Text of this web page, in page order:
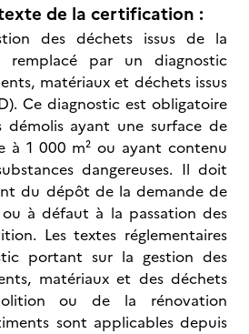
de la certification :
des déchets issus de la
par un diagnostic
matériaux et déchets issus
Ce diagnostic est obligatoire
ayant une surface de
à 1 000 m² ou ayant contenu
dangereuses. Il doit
du dépôt de la demande de
à défaut à la passation des
Les textes réglementaires
portant sur la gestion des
matériaux et des déchets
ou de la rénovation
sont applicables depuis